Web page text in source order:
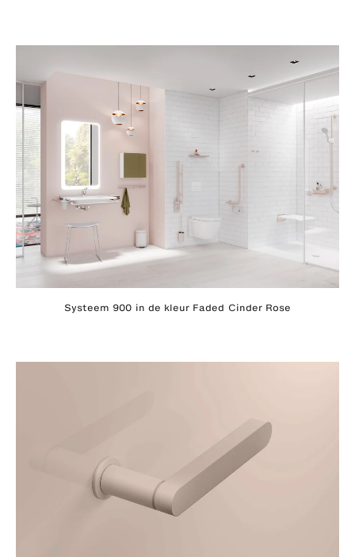
Systeem 900 in de kleur Faded Cinder Rose